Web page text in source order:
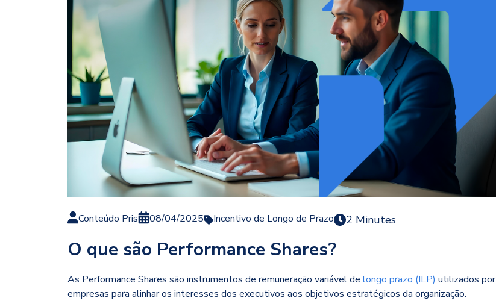
Conteúdo Pris 08/04/2025 Incentivo de Longo de Prazo 2 Minutes
O que são Performance Shares?
As Performance Shares são instrumentos de remuneração variável de longo prazo (ILP) utilizados por
empresas para alinhar os interesses dos executivos aos objetivos estratégicos da organização.